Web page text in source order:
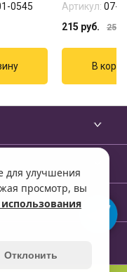
для улучшения
просмотр, вы
Отклонить
0545
Артикул: 07-
215 руб. 255